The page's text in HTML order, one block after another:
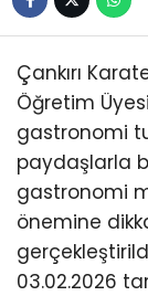
Çankırı
Öğretim
gastronomi
paydaşlarla
gastronomi
önemine
03.02.2026